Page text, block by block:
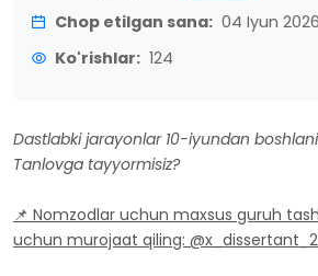
Chop etilgan sana: 04 Iyun
Ko'rishlar: 124
Dastlabki jarayonlar 10-iyundan
Tanlovga tayyormisiz?
📌 Nomzodlar uchun maxsus guruh
uchun murojaat qiling: